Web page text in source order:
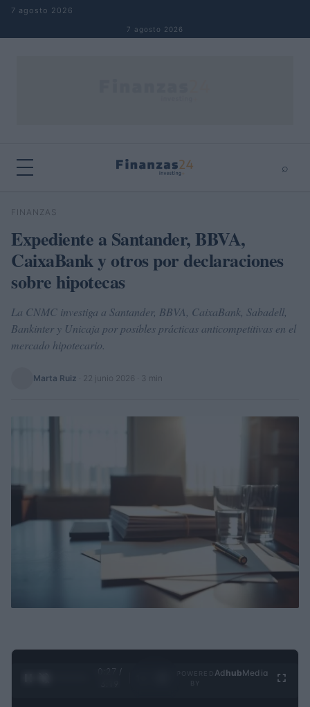
Saltar al contenido
7 agosto 2026
7 agosto 2026
⌕
Buscar
FINANZAS
Expediente a Santander, BBVA,
CaixaBank y otros por declaraciones
sobre hipotecas
La CNMC investiga a Santander, BBVA, CaixaBank, Sabadell,
Bankinter y Unicaja por posibles prácticas anticompetitivas en el
mercado hipotecario.
Marta Ruiz 22 junio 2026 · 3 min
0:28 /
Ad hubMedia